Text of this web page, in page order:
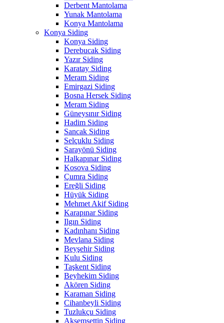
Derbent Mantolama
Yunak Mantolama
Konya Mantolama
Konya Siding
Konya Siding
Derebucak Siding
Yazır Siding
Karatay Siding
Meram Siding
Emirgazi Siding
Bosna Hersek Siding
Meram Siding
Güneysınır Siding
Hadim Siding
Sancak Siding
Selçuklu Siding
Sarayönü Siding
Halkapınar Siding
Kosova Siding
Çumra Siding
Ereğli Siding
Hüyük Siding
Mehmet Akif Siding
Karapınar Siding
Ilgın Siding
Kadınhanı Siding
Mevlana Siding
Beyşehir Siding
Kulu Siding
Taşkent Siding
Beyhekim Siding
Akören Siding
Karaman Siding
Cihanbeyli Siding
Tuzlukçu Siding
Akşemsettin Siding